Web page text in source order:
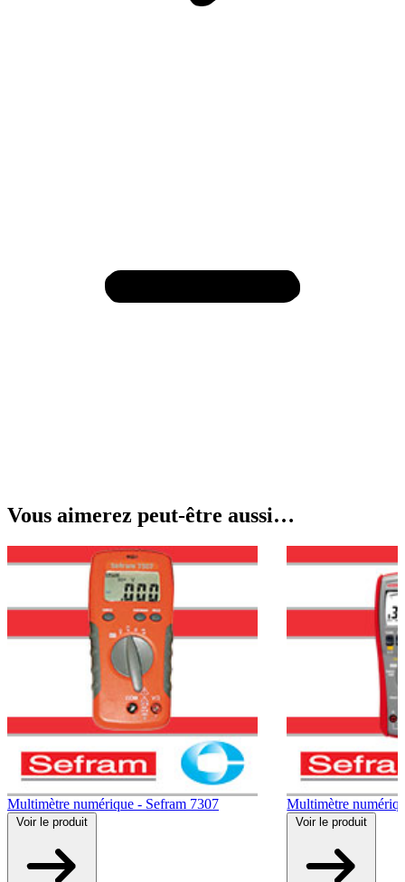
Vous aimerez peut-être aussi…
Multimètre numérique - Sefram 7307
Voir le produit
Multimètre
Voir le produit